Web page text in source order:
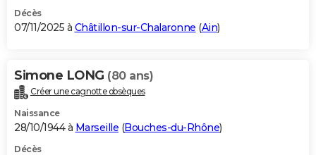
Décès
07/11/2025 à Châtillon-sur-Chalaronne (Ain)
Simone LONG (80 ans)
Créer une cagnotte obsèques
Naissance
28/10/1944 à Marseille (Bouches-du-Rhône)
Décès